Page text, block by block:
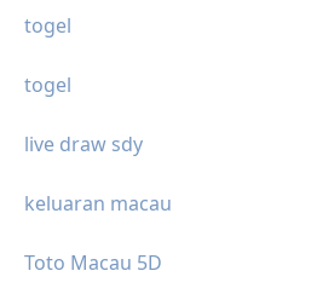
togel
togel
live draw sdy
keluaran macau
Toto Macau 5D